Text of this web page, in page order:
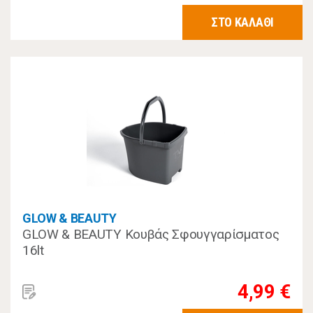
ΣΤΟ ΚΑΛΑΘΙ
GLOW & BEAUTY
GLOW & BEAUTY Κουβάς Σφουγγαρίσματος
16lt
4,99 €